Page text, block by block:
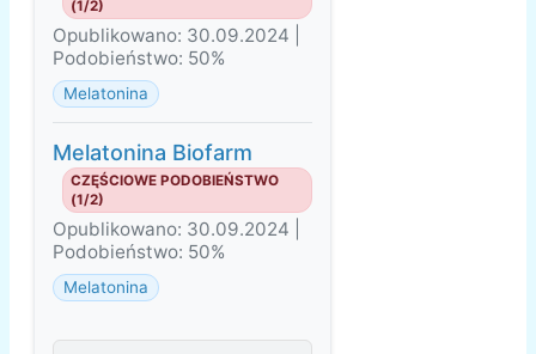
(1/2)
Opublikowano: 30.09.2024 |
Podobieństwo: 50%
Melatonina
Melatonina Biofarm
CZĘŚCIOWE PODOBIEŃSTWO
(1/2)
Opublikowano: 30.09.2024 |
Podobieństwo: 50%
Melatonina